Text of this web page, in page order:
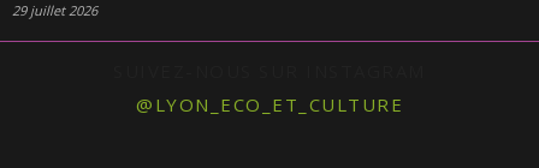
29 juillet 2026
@LYON_ECO_ET_CULTURE